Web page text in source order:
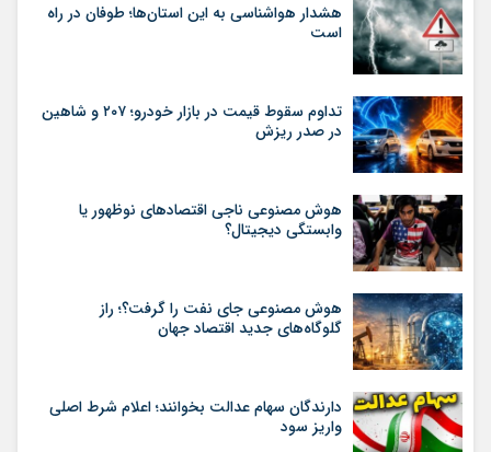
هشدار هواشناسی به این استان‌ها؛ طوفان در راه
است
تداوم سقوط قیمت در بازار خودرو؛ ۲۰۷ و شاهین
در صدر ریزش
هوش مصنوعی ناجی اقتصادهای نوظهور یا
وابستگی دیجیتال؟
هوش مصنوعی جای نفت را گرفت؟؛ راز
گلوگاه‌های جدید اقتصاد جهان
دارندگان سهام عدالت بخوانند؛ اعلام شرط اصلی
واریز سود